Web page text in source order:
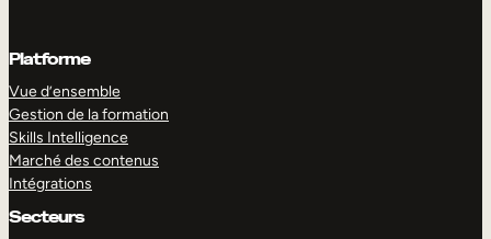
Platforme
Vue d’ensemble
Gestion de la formation
Skills Intelligence
Marché des contenus
Intégrations
Secteurs